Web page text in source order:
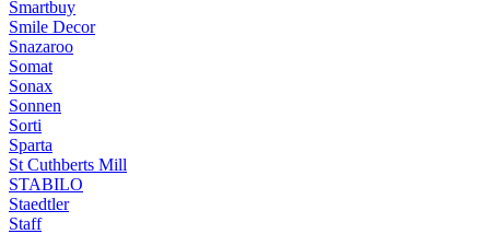
Smartbuy
Smile Decor
Snazaroo
Somat
Sonax
Sonnen
Sorti
Sparta
St Cuthberts Mill
STABILO
Staedtler
Staff